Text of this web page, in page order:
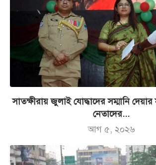
সাতক্ষীরায় জুলাই যোদ্ধাদের সম্মানি
নেতাদের...
আগ ৫, ২০২৬